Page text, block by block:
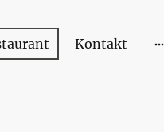
Kontakt